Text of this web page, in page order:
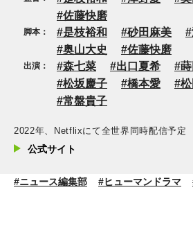
佐藤快磨
脚本： 是枝裕和 砂田麻美
奥山大史
佐藤快磨
出演： 森七菜 出口夏希
松坂慶子
橋本愛
常盤貴子
2022年、Netflixにて全世界同時配信予定
公式サイト
#ニュース編集部 #ヒューマンドラマ